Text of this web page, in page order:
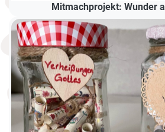
Mitmachprojekt: Wunder